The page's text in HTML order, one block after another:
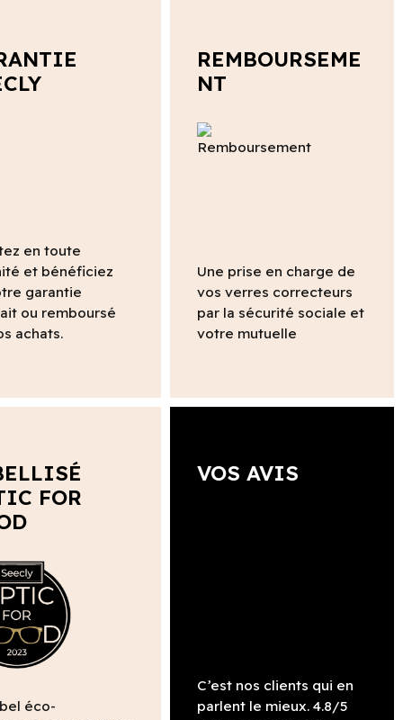
en toute
et bénéficiez
garantie
ou remboursé
achats.
REMBOURSEME
NT
Une prise en charge de
vos verres correcteurs
par la sécurité sociale et
votre mutuelle
FOR
éco-
VOS AVIS
C’est nos clients qui en
parlent le mieux. 4.8/5